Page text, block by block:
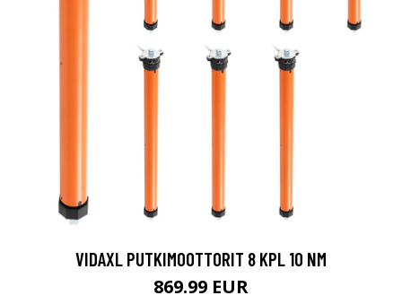
VIDAXL PUTKIMOOTTORIT 8 KPL 10 NM
869.99 EUR